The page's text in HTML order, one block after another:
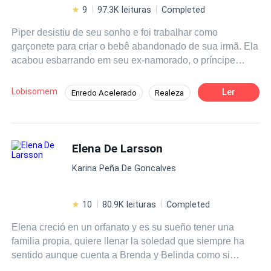
idioma de ese lugar, Odele se hace una promesa: Volverá
9 97.3K leituras Completed
Piper desistiu de seu sonho e foi trabalhar como
garçonete para criar o bebê abandonado de sua irmã. Ela
acabou esbarrando em seu ex-namorado, o príncipe
Como você pode esconder minha filha de mim? Piper:
Ela não é sua! Nicholas: Você teve um filho com outra
Lobisomem Enredo Acelerado Realeza Ler
Elena De Larsson
Karina Peña De Goncalves
10 80.9K leituras Completed
Elena creció en un orfanato y es su sueño tener una
familia propia, quiere llenar la soledad que siempre ha
sentido aunque cuenta a Brenda y Belinda como si